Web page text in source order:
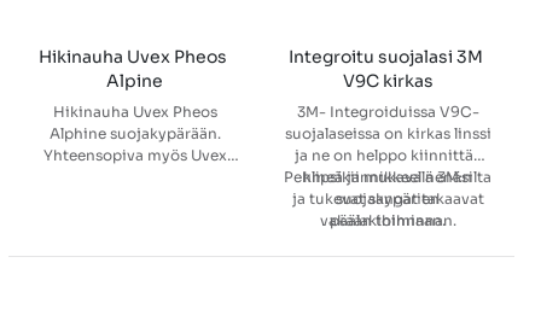
Hikinauha Uvex Pheos
Alpine
Hikinauha Uvex Pheos
Alphine suojakypärään.
Yhteensopiva myös Uvex
Integroitu suojalasi 3M
V9C kirkas
3M- Integroiduissa V9C-
suojalaseissa on kirkas linssi
ja ne on helppo kiinnittää
klipsikiinnikkeellä 3M:n
suojakypärien
päälakihihnaan.
Pehmeä ja mukava nenäsilta
ja tukevat sangat takaavat
vakaan toiminnan.